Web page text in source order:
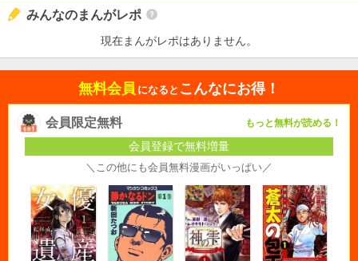
みんなのまんがレポ
現在まんがレポはありません。
無料会員 になると こんなにお得！
会員限定無料 もっと無料が読める！
会員登録で無料増量
＼この他にも会員無料漫画がいっぱい／